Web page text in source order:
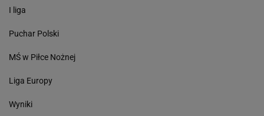
I liga
Puchar Polski
MŚ w Piłce Nożnej
Liga Europy
Wyniki